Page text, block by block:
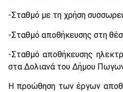
-Σταθμό με τη χρήση
-Σταθμό αποθήκευσης στη
-Σταθμό αποθήκευσης
στα Δολιανά του Δήμου
Η προώθηση των έργων